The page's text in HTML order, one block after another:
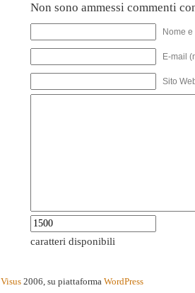
Non sono ammessi commenti
Nome
E-mail
Sito
caratteri disponibili
Visus 2006, su piattaforma WordPress